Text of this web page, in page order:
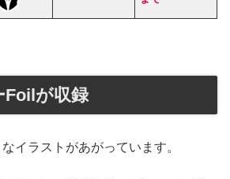
Foilが収録
イラストがあがっています。